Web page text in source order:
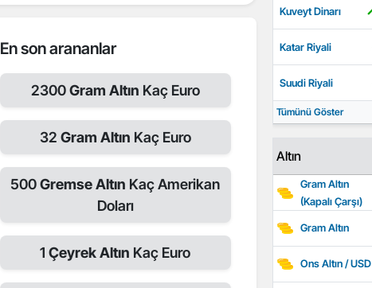
En son arananlar
2300Gram Altın Kaç Euro
32 Gram Altın Kaç Euro
500Gremse Altın Kaç Amerikan
Doları
1Çeyrek Altın Kaç Euro
Kuveyt Dinarı
Katar Riyali
Suudi Riyali
Tümünü Göster
Altın
Gram Altın
(Kapalı Çarşı)
Gram Altın
Ons Altın / USD